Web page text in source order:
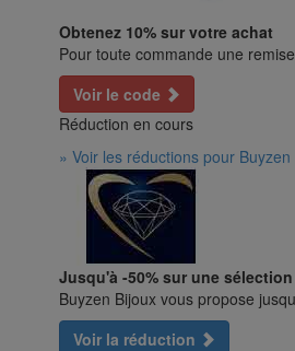
Obtenez 10% sur votre achat
Pour toute commande une
Voir le code
Réduction en cours
» Voir les réductions pour Buyzen
Jusqu'à -50% sur une
Buyzen Bijoux vous propose
Voir la réduction